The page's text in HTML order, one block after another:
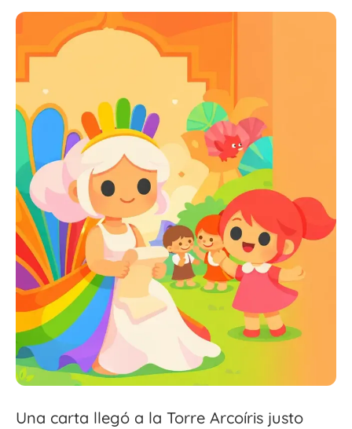
Una carta llegó a la Torre Arcoíris justo